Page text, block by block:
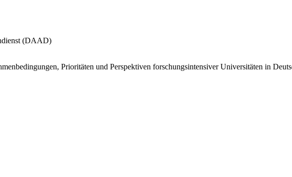
(DAAD)
Prioritäten und Perspektiven forschungsintensiver Universitäten in